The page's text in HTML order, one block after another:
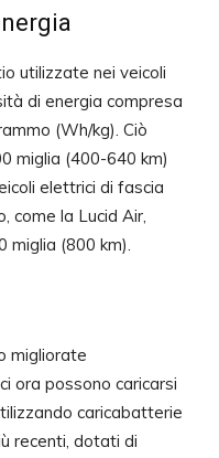
utilizzate nei veicoli
di energia compresa
(Wh/kg). Ciò
miglia (400-640 km)
elettrici di fascia
come la Lucid Air,
miglia (800 km).
migliorate
ora possono caricarsi
caricabatterie
recenti, dotati di